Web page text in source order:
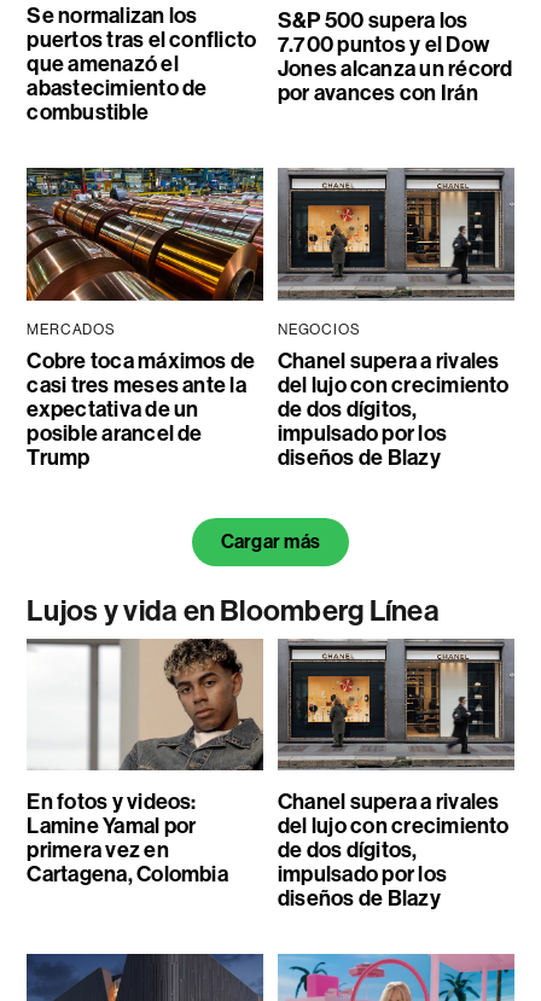
Se normalizan los
puertos tras el conflicto
que amenazó el
abastecimiento de
combustible
S&P 500 supera los
7.700 puntos y el Dow
Jones alcanza un récord
por avances con Irán
MERCADOS
Cobre toca máximos de
casi tres meses ante la
expectativa de un
posible arancel de
Trump
NEGOCIOS
Chanel supera a rivales
del lujo con crecimiento
de dos dígitos,
impulsado por los
diseños de Blazy
Cargar más
Lujos y vida en Bloomberg Línea
En fotos y videos:
Lamine Yamal por
primera vez en
Cartagena, Colombia
Chanel supera a rivales
del lujo con crecimiento
de dos dígitos,
impulsado por los
diseños de Blazy